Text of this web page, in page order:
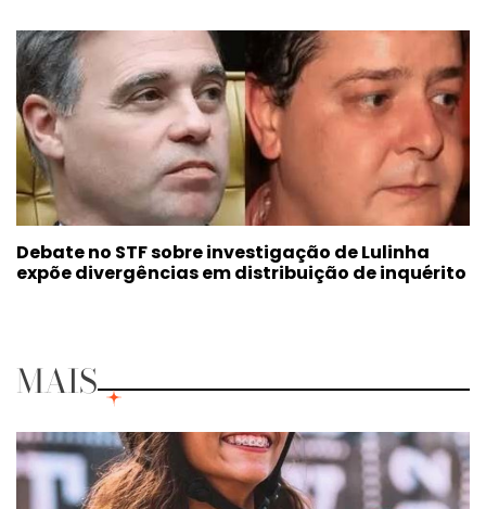
Debate no STF sobre investigação de Lulinha
expõe divergências em distribuição de inquérito
MAIS